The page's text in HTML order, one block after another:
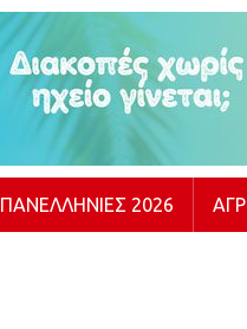
ΠΑΝΕΛΛΉΝΙΕΣ 2026